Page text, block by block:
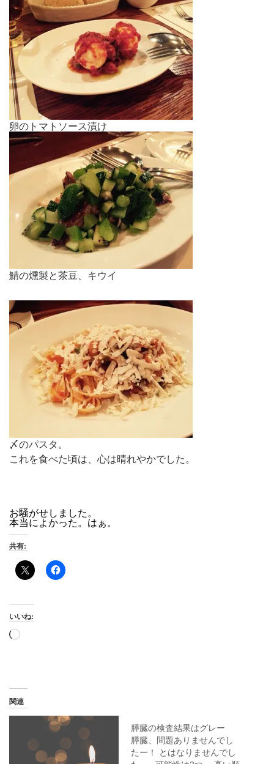
卵のトマトソース漬け
鯖の燻製と茶豆、キウイ
〆のパスタ。
これを食べた頃は、心は晴れやかでした。
お騒がせしました。
本当によかった。はぁ。
共有:
いいね:
読
関連
膵臓の検査結果はグレー
膵臓、問題ありませんでし
たー！ とはなりませんでし